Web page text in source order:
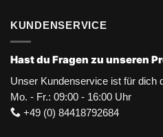
KUNDENSERVICE
Hast du Fragen zu unseren
Unser Kundenservice ist für dich
Mo. - Fr.: 09:00 - 16:00 Uhr
+49 (0) 84418792684